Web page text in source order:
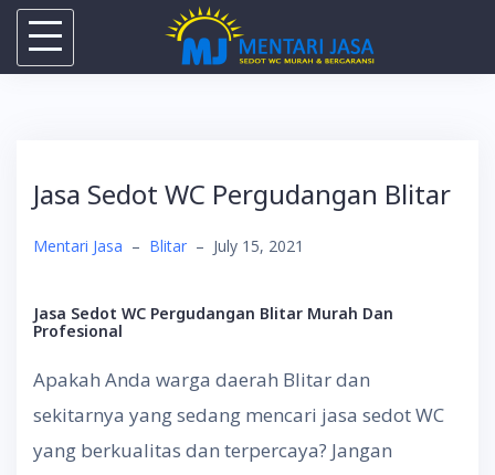
Skip
Jasa Sedot WC Pergudangan Blitar
Mentari Jasa – Blitar – July 15, 2021
Jasa Sedot WC Pergudangan Blitar Murah Dan
Profesional
Apakah Anda warga daerah Blitar dan
sekitarnya yang sedang mencari jasa sedot WC
yang berkualitas dan terpercaya? Jangan